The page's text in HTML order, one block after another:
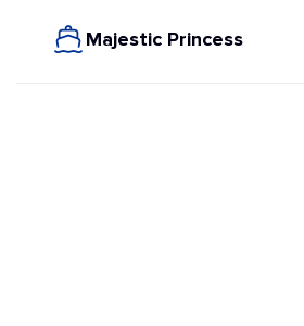
Majestic Princess